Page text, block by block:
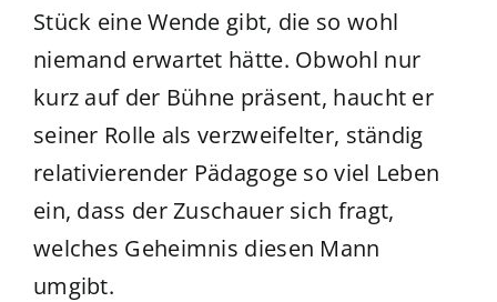
Stück eine Wende gibt, die so wohl
niemand erwartet hätte. Obwohl nur
kurz auf der Bühne präsent, haucht er
seiner Rolle als verzweifelter, ständig
relativierender Pädagoge so viel Leben
ein, dass der Zuschauer sich fragt,
welches Geheimnis diesen Mann
umgibt.